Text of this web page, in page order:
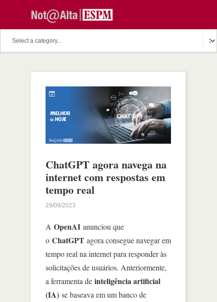
ChatGPT agora navega na
internet com respostas em
tempo real
29/09/2023
A OpenAI anunciou que
o ChatGPT agora consegue navegar em
tempo real na internet para responder às
solicitações de usuários. Anteriormente,
a ferramenta de inteligência artificial
(IA) se baseava em um banco de